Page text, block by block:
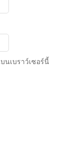
นเบราว์เซอร์นี้